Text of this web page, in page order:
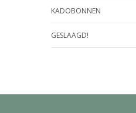
KADOBONNEN
GESLAAGD!